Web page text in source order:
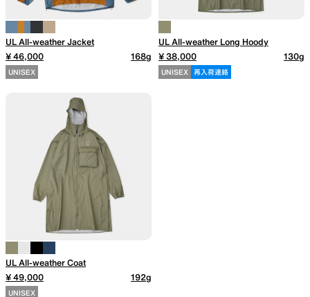
どんな状況にも対応する全天候
型行動着
動いても蒸れにくい保温行動
SLEEPING PADS
最軽量のスリーピングパッド
UL All-weather Jacket
¥ 46,000
168g
UNISEX
UL All-weather Long Hoody
¥ 38,000
130g
UNISEX 再入荷連絡
UL All-weather Coat
¥ 49,000
192g
UNISEX